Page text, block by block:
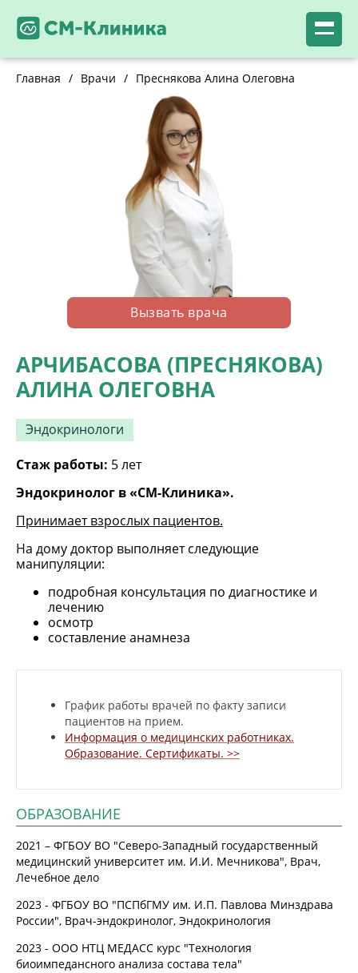
Главная / Врачи / Преснякова Алина Олеговна
Вызвать врача
АРЧИБАСОВА (ПРЕСНЯКОВА)
АЛИНА ОЛЕГОВНА
Эндокринологи
Стаж работы: 5 лет
Эндокринолог в «СМ-Клиника».
Принимает взрослых пациентов.
На дому доктор выполняет следующие
манипуляции:
подробная консультация по диагностике и
лечению
осмотр
составление анамнеза
График работы врачей по факту записи
пациентов на прием.
Информация о медицинских работниках.
Образование. Сертификаты. >>
ОБРАЗОВАНИЕ
2021 – ФГБОУ ВО "Северо-Западный государственный
медицинский университет им. И.И. Мечникова", Врач,
Лечебное дело
2023 - ФГБОУ ВО "ПСПбГМУ им. И.П. Павлова Минздрава
России", Врач-эндокринолог, Эндокринология
2023 - ООО НТЦ МЕДАСС курс "Технология
биоимпедансного анализа состава тела"